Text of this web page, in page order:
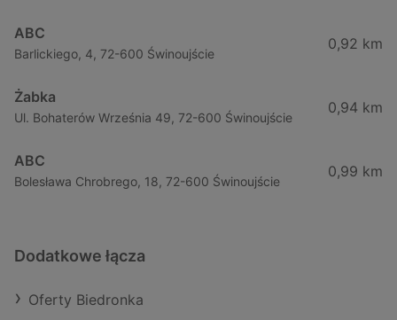
ABC
Barlickiego, 4, 72-600 Świnoujście
0,92 km
Żabka
Ul. Bohaterów Września 49, 72-600 Świnoujście
0,94 km
ABC
Bolesława Chrobrego, 18, 72-600 Świnoujście
0,99 km
Dodatkowe łącza
Oferty Biedronka